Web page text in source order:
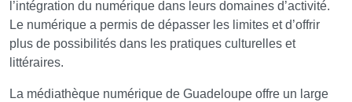
l’intégration du numérique dans leurs domaines d’activité.
Le numérique a permis de dépasser les limites et d’offrir
plus de possibilités dans les pratiques culturelles et
littéraires.
La médiathèque numérique de Guadeloupe offre un large